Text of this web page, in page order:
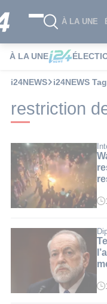
À LA UNE
À LA UNE
i24NEWS i24NEWS
restriction
:
3